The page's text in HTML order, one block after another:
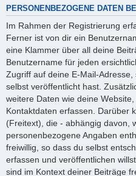
PERSONENBEZOGENE DATEN
Im Rahmen der Registrierung
Ferner ist von dir ein
eine Klammer über all deine
Benutzername für jeden
Zugriff auf deine E-Mail-
selbst veröffentlicht hast.
weitere Daten wie deine
Kontaktdaten erfassen. Darüber
(Freitext), die - abhängig davon,
personenbezogene Angaben
freiwillig, so dass du selbst
erfassen und veröffentlichen
sind im Kontext deiner Beiträge